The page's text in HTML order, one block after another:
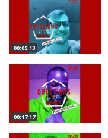
00:05:13
00:17:17